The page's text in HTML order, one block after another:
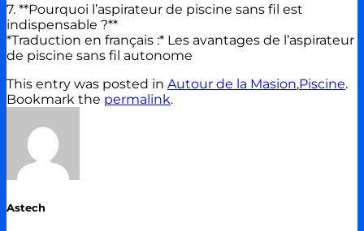
7. **Pourquoi l’aspirateur de piscine sans fil est
indispensable ?**
*Traduction en français :* Les avantages de l’aspirateur
de piscine sans fil autonome
This entry was posted in Autour de la Masion,Piscine.
Bookmark the permalink.
Astech